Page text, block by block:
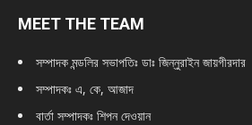
MEET THE TEAM
সম্পাদক মন্ডলির সভাপতিঃ ডাঃ জিন্নুরাইন জায়গীরদার
সম্পাদকঃ এ, কে, আজাদ
বার্তা সম্পাদকঃ শিপন দেওয়ান